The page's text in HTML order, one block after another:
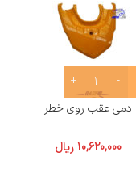
دمی عقب روی خطر
10,620,000 ریال